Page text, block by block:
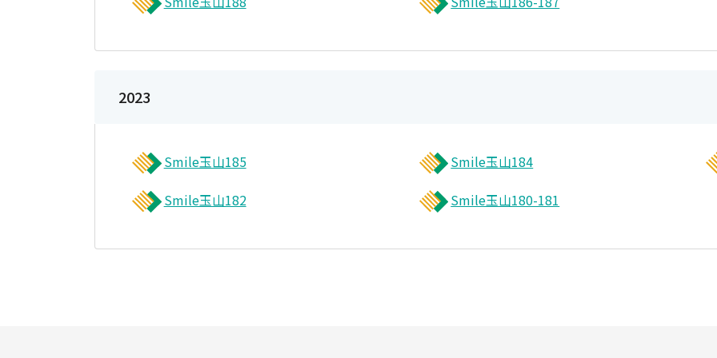
2023
Smile玉山185 Smile玉山184
Smile玉山182
Smile玉山180-181